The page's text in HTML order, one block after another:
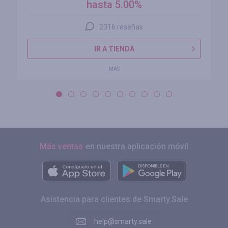
hasta 5.00%
2316 reseñas
IR A TIENDA
MÁS
Más ventas en nuestra aplicación móvil
Asistencia para clientes de Smarty.Sale
help@smarty.sale